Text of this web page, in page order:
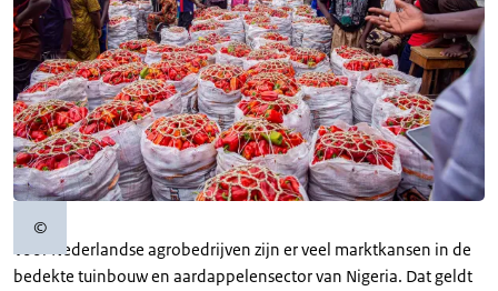
©Copyrightinformatie
Voor Nederlandse agrobedrijven zijn er veel marktkansen in de
bedekte tuinbouw en aardappelensector van Nigeria. Dat geldt